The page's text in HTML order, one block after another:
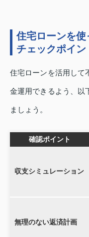
住宅ローンを
チェックポイン
住宅ローンを活用して
金運用できるよう、以
ましょう。
確認ポイント
収支シミュレーション
無理のない返済計画